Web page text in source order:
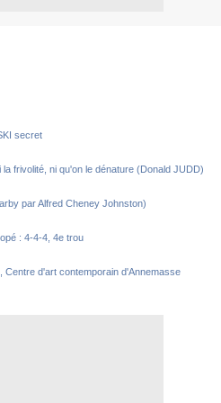
secret
la frivolité, ni qu'on le dénature (Donald JUDD)
par Alfred Cheney Johnston)
: 4-4-4, 4e trou
Centre d'art contemporain d'Annemasse